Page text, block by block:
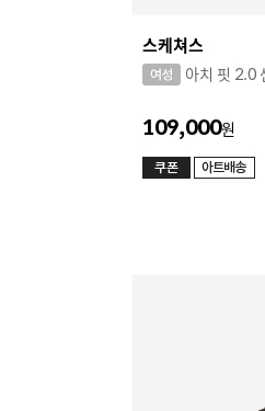
스케쳐스
아치 핏 2.0
109,000원